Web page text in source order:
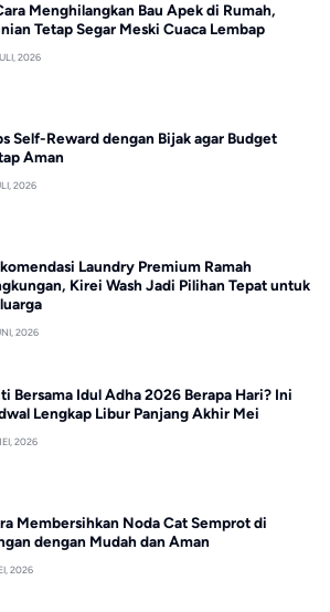
Menghilangkan Bau Apek di Rumah,
Tetap Segar Meski Cuaca Lembap
2026
Self-Reward dengan Bijak agar Budget
Aman
2026
Laundry Premium Ramah
Kirei Wash Jadi Pilihan Tepat untuk
2026
Bersama Idul Adha 2026 Berapa Hari? Ini
Lengkap Libur Panjang Akhir Mei
2026
Membersihkan Noda Cat Semprot di
dengan Mudah dan Aman
2026